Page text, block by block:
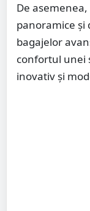
De
panoramice și
bagajelor
confortul unei
inovativ și